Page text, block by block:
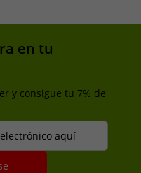
en tu
y consigue tu 7% de
aquí